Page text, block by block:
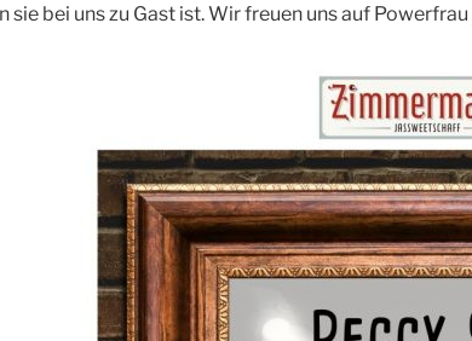
sie bei uns zu Gast ist. Wir freuen uns auf Powerfrau